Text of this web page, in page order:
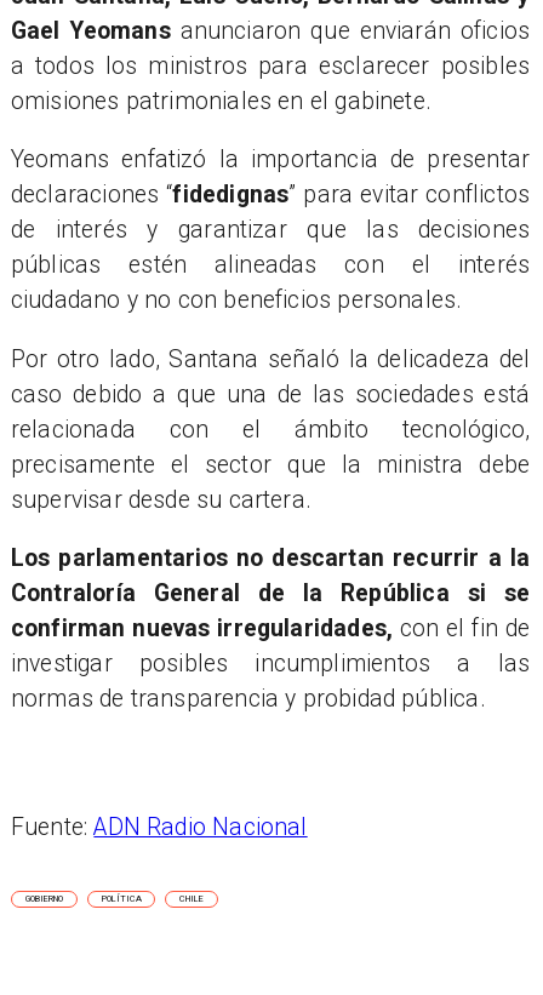
Gael Yeomansanunciaron que enviarán oficios
a todos los ministros para esclarecer posibles
omisiones patrimoniales en el gabinete.
Yeomans enfatizó la importancia de presentar
declaraciones “fidedignas” para evitar conflictos
de interés y garantizar que las decisiones
públicas estén alineadas con el interés
ciudadano y no con beneficios personales.
Por otro lado, Santana señaló la delicadeza del
caso debido a que una de las sociedades está
relacionada con el ámbito tecnológico,
precisamente el sector que la ministra debe
supervisar desde su cartera.
Los parlamentarios no descartan recurrir a la
Contraloría General de la República si se
confirman nuevas irregularidades, con el fin de
investigar posibles incumplimientos a las
normas de transparencia y probidad pública.
Fuente:ADN Radio Nacional
GOBIERNO POLÍTICA CHILE